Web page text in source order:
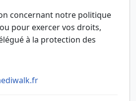
concernant notre politique
pour exercer vos droits,
à la protection des